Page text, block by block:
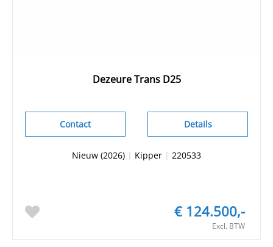
Dezeure Trans D25
Details
Contact
Nieuw (2026) | Kipper | 220533
€ 124.500,-
Excl. BTW